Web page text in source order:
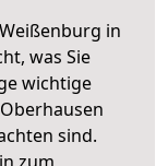
in
was Sie
wichtige
sind.